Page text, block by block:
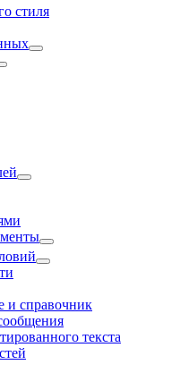
стиля
и справочник
текста